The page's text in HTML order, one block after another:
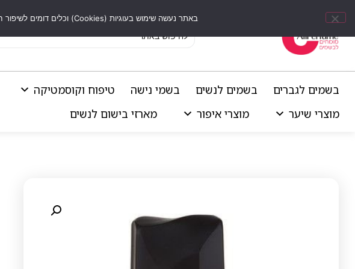
בשמים לגברים בשמים לנשים בשמי נישה
טיפוח וקוסמטיקה
מוצרי שיער
מוצרי איפור מארזי בישום לנשים
באתר נעשה שימוש בעוגיות (Cookies) וכלים דומים לשיפור חוויית הגלישה, התאמת תוכן אישי וביצוע ניתוחים סטטיסטיים.